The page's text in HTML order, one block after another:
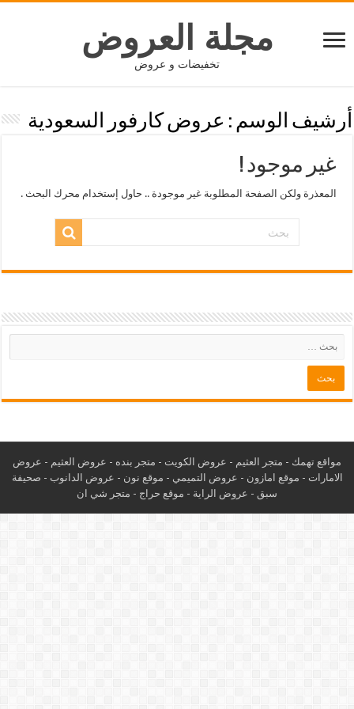
مجلة العروض
تخفيضات و عروض
أرشيف الوسم : عروض كارفور السعودية
غير موجود !
المعذرة ولكن الصفحة المطلوبة غير موجودة .. حاول إستخدام محرك البحث .
مواقع تهمك - متجر العثيم - عروض الكويت - متجر بنده - عروض العثيم - عروض
الامارات - موقع امازون - عروض التميمي - موقع نون - عروض الدانوب - صحيفة
سبق - عروض الراية - موقع حراج - متجر شي ان